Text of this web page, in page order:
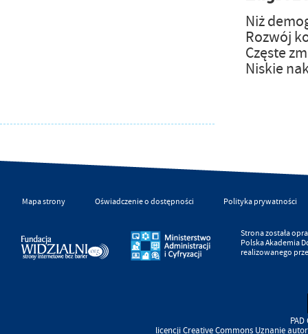
Niż
Rozwój
Częste
Niskie
Mapa strony Oświadczenie o dostępności Polityka prywatności
Strona została
Polska Akademia
realizowanego
licencjiCreative Commons Uznanie